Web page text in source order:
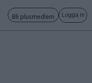
Bli plusmedlem Logga in